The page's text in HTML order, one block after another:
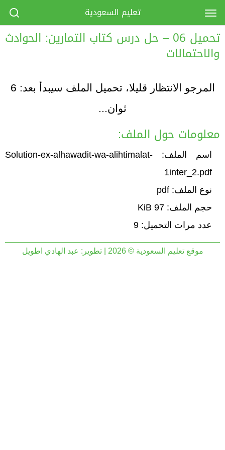
تحميل 06 – حل درس كتاب التمارين: الحوادث
والاحتمالات
المرجو الانتظار قليلا، تحميل الملف سيبدأ بعد: 6
ثوان...
معلومات حول الملف:
اسم الملف: Solution-ex-alhawadit-wa-alihtimalat-
1inter_2.pdf
نوع الملف: pdf
حجم الملف: 97 KiB
عدد مرات التحميل: 9
موقع تعليم السعودية © 2026 | تطوير: عبد الهادي اطويل
تعليم السعودية